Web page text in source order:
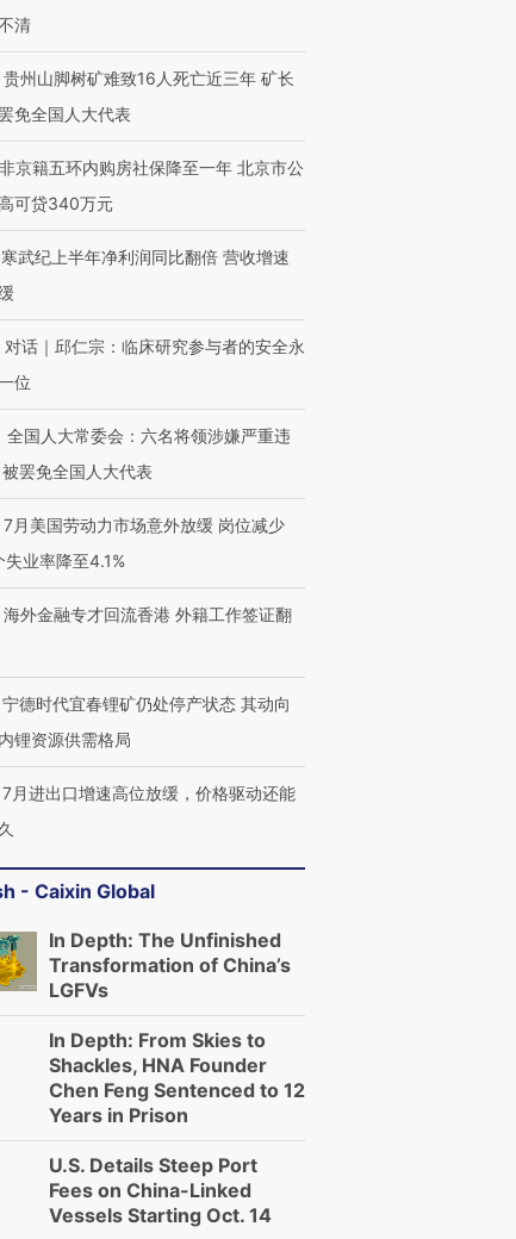
清
贵州山脚树矿难致16人死亡近三年 矿长
免全国人大代表
非京籍五环内购房社保降至一年 北京市公
可贷340万元
寒武纪上半年净利润同比翻倍 营收增速
对话｜邱仁宗：临床研究参与者的安全永
位
全国人大常委会：六名将领涉嫌严重违
罢免全国人大代表
7月美国劳动力市场意外放缓 岗位减少
失业率降至4.1%
海外金融专才回流香港 外籍工作签证翻
宁德时代宜春锂矿仍处停产状态 其动向
锂资源供需格局
7月进出口增速高位放缓，价格驱动还能
- Caixin Global
In Depth: The Unfinished
Transformation of China’s
LGFVs
In Depth: From Skies to
Shackles, HNA Founder
Chen Feng Sentenced to 12
Years in Prison
U.S. Details Steep Port
Fees on China-Linked
Vessels Starting Oct. 14